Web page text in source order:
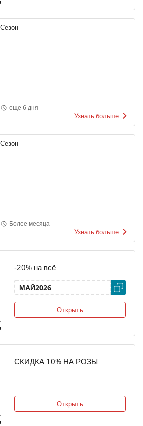
Сезон
еще 6 дня
Узнать больше
Сезон
Более месяца
Узнать больше
-20% на всё
МАЙ2026
Открыть
СКИДКА 10% НА РОЗЫ
Открыть